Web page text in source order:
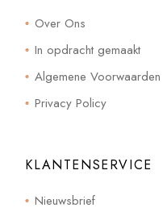
Over Ons
In opdracht gemaakt
Algemene Voorwaarden
Privacy Policy
KLANTENSERVICE
Nieuwsbrief